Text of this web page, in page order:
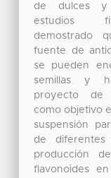
de dulces y
estudios
demostrado
fuente de
se pueden
semillas y
proyecto de
como objetivo
suspensión
de
producción
flavonoides